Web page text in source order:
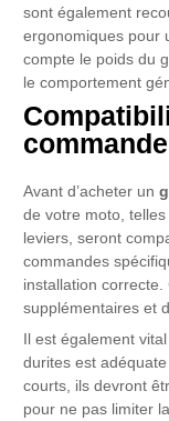
sont également
ergonomiques pour
compte le poids du
le comportement
Avant d’acheter un
de votre moto,
leviers, seront
commandes
installation
supplémentaires et
Il est également
durites est
courts, ils devront
pour ne pas limiter